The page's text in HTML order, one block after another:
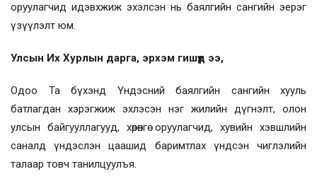
оруулагчид идэвхжиж эхэлсэн нь баялгийн сангийн эерэг
үзүүлэлт юм.
Улсын Их Хурлын дарга, эрхэм гишүүд ээ,
Одоо Та бүхэнд Үндэсний баялгийн сангийн хууль
батлагдан хэрэгжиж эхлэсэн нэг жилийн дүгнэлт, олон
улсын байгууллагууд, хөрөнгө оруулагчид, хувийн хэвшлийн
саналд үндэслэн цаашид баримтлах үндсэн чиглэлийн
талаар товч танилцуулъя.